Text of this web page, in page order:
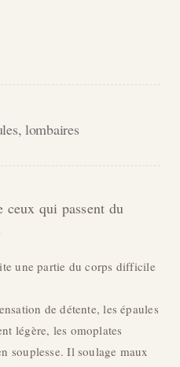
lombaires
ceux qui passent du
une partie du corps difficile
de détente, les épaules
légère, les omoplates
souplesse. Il soulage maux